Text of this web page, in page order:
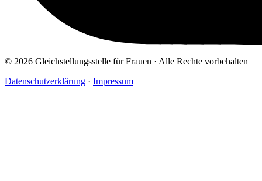
© 2026 Gleichstellungsstelle für Frauen · Alle Rechte vorbehalten
Datenschutzerklärung · Impressum